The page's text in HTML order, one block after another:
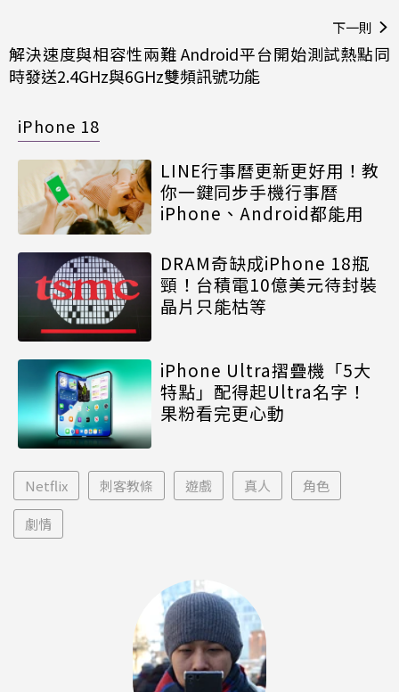
下一則
解決速度與相容性兩難 Android平台開始測試熱點同
時發送2.4GHz與6GHz雙頻訊號功能
iPhone 18
LINE行事曆更新更好用！教
你一鍵同步手機行事曆
iPhone、Android都能用
DRAM奇缺成iPhone 18瓶
頸！台積電10億美元待封裝
晶片只能枯等
iPhone Ultra摺疊機「5大
特點」配得起Ultra名字！
果粉看完更心動
Netflix 刺客教條 遊戲 真人 角色
劇情